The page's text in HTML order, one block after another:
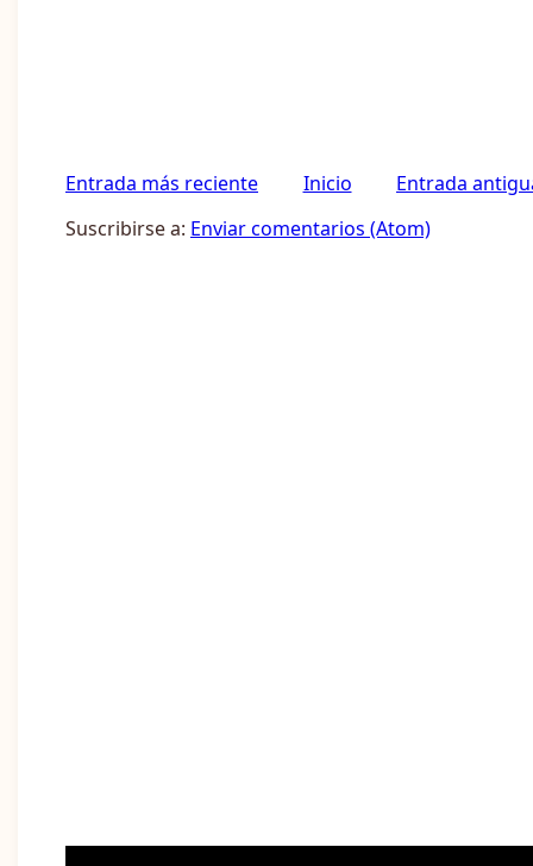
Entrada más reciente Entrada
Inicio
Suscribirse a: Enviar comentarios (Atom)